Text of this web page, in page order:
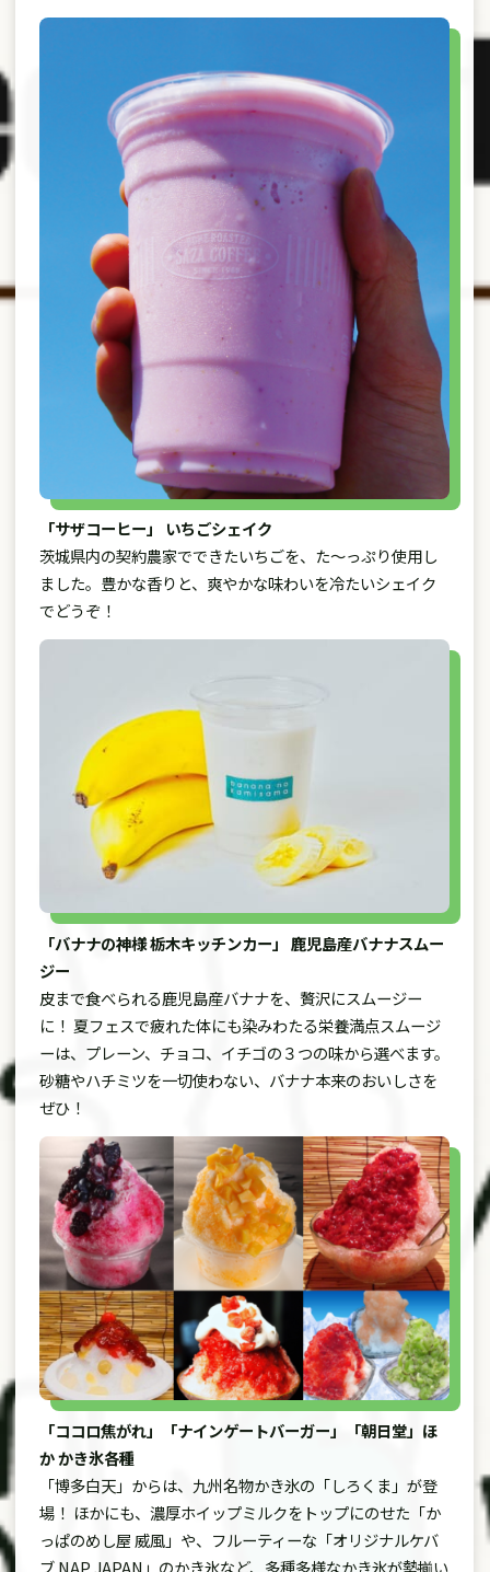
「サザコーヒー」 いちごシェイク
茨城県内の契約農家でできたいちごを、た～っぷり使用し
ました。豊かな香りと、爽やかな味わいを冷たいシェイク
でどうぞ！
「バナナの神様 栃木キッチンカー」 鹿児島産バナナスムー
ジー
皮まで食べられる鹿児島産バナナを、贅沢にスムージー
に！ 夏フェスで疲れた体にも染みわたる栄養満点スムージ
ーは、プレーン、チョコ、イチゴの３つの味から選べます。
砂糖やハチミツを一切使わない、バナナ本来のおいしさを
ぜひ！
「ココロ焦がれ」「ナインゲートバーガー」「朝日堂」ほ
か かき氷各種
「博多白天」からは、九州名物かき氷の「しろくま」が登
場！ ほかにも、濃厚ホイップミルクをトップにのせた「か
っぱのめし屋 威風」や、フルーティーな「オリジナルケバ
ブ NAP JAPAN」のかき氷など、多種多様なかき氷が勢揃い